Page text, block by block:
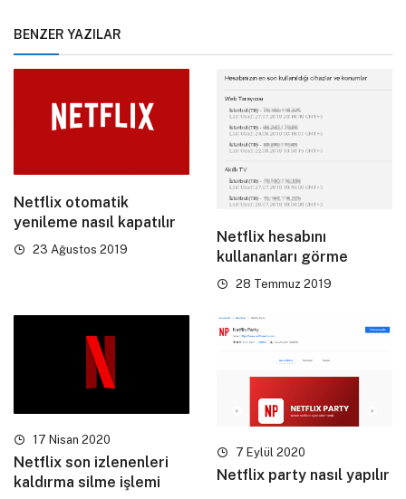
BENZER YAZILAR
Netflix otomatik
yenileme nasıl kapatılır
23 Ağustos 2019
Netflix hesabını
kullananları görme
28 Temmuz 2019
17 Nisan 2020
Netflix son izlenenleri
kaldırma silme işlemi
7 Eylül 2020
Netflix party nasıl yapılır